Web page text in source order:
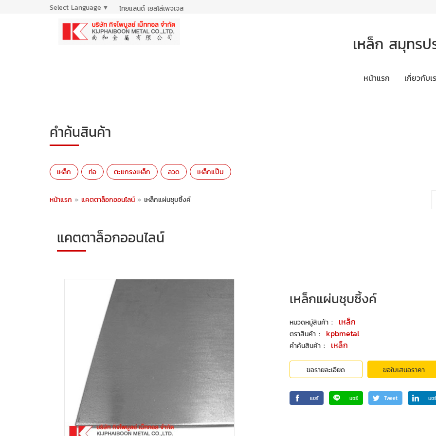
Select Language ▼ ไทยแลนด์ เยลโล่เพจเจส
เหล็ก สมุทร
หน้าแรก เกี่ยวกับเ
คำค้นสินค้า
เหล็ก ท่อ ตะแกรงเหล็ก ลวด เหล็กแป๊บ
หน้าแรก » แคตตาล็อกออนไลน์ » เหล็กแผ่นชุบซิ้งค์
แคตตาล็อกออนไลน์
เหล็กแผ่นชุบซิ้งค์
หมวดหมู่สินค้า: เหล็ก
ตราสินค้า: kpbmetal
คำค้นสินค้า: เหล็ก
ขอรายละเอียด ขอใบเสนอราคา
แชร์ แชร์ Tweet แช